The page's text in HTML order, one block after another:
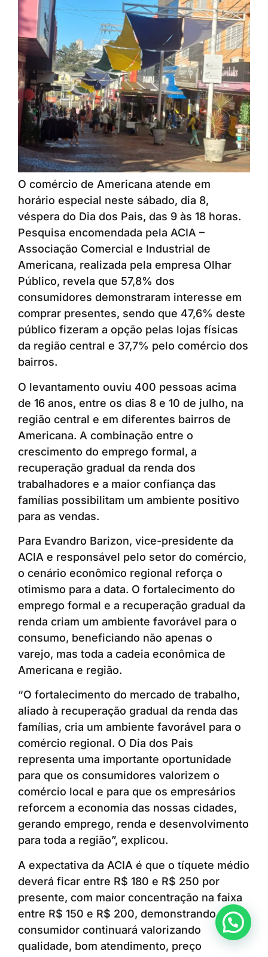
O comércio de Americana atende em
horário especial neste sábado, dia 8,
véspera do Dia dos Pais, das 9 às 18 horas.
Pesquisa encomendada pela ACIA –
Associação Comercial e Industrial de
Americana, realizada pela empresa Olhar
Público, revela que 57,8% dos
consumidores demonstraram interesse em
comprar presentes, sendo que 47,6% deste
público fizeram a opção pelas lojas físicas
da região central e 37,7% pelo comércio dos
bairros.
O levantamento ouviu 400 pessoas acima
de 16 anos, entre os dias 8 e 10 de julho, na
região central e em diferentes bairros de
Americana. A combinação entre o
crescimento do emprego formal, a
recuperação gradual da renda dos
trabalhadores e a maior confiança das
famílias possibilitam um ambiente positivo
para as vendas.
Para Evandro Barizon, vice-presidente da
ACIA e responsável pelo setor do comércio,
o cenário econômico regional reforça o
otimismo para a data. O fortalecimento do
emprego formal e a recuperação gradual da
renda criam um ambiente favorável para o
consumo, beneficiando não apenas o
varejo, mas toda a cadeia econômica de
Americana e região.
“O fortalecimento do mercado de trabalho,
aliado à recuperação gradual da renda das
famílias, cria um ambiente favorável para o
comércio regional. O Dia dos Pais
representa uma importante oportunidade
para que os consumidores valorizem o
comércio local e para que os empresários
reforcem a economia das nossas cidades,
gerando emprego, renda e desenvolvimento
para toda a região”, explicou.
A expectativa da ACIA é que o tíquete médio
deverá ficar entre R$ 180 e R$ 250 por
presente, com maior concentração na faixa
entre R$ 150 e R$ 200, demonstrando que o
consumidor continuará valorizando
qualidade, bom atendimento, preço
Anunciar ou recomendar matéria